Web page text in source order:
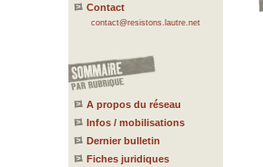
Contact
contact@resistons.lautre.net
A propos du réseau
Infos / mobilisations
Dernier bulletin
Fiches juridiques